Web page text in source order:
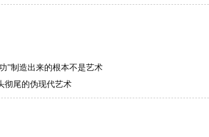
”制造出来的根本不是艺术
彻尾的伪现代艺术